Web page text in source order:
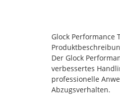
Glock Performance
Der Glock
verbessertes
professionelle
Abzugsverhalten.